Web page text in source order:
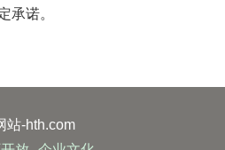
承诺。
站-hth.com